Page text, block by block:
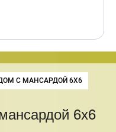
С МАНСАРДОЙ 6Х6
6х6